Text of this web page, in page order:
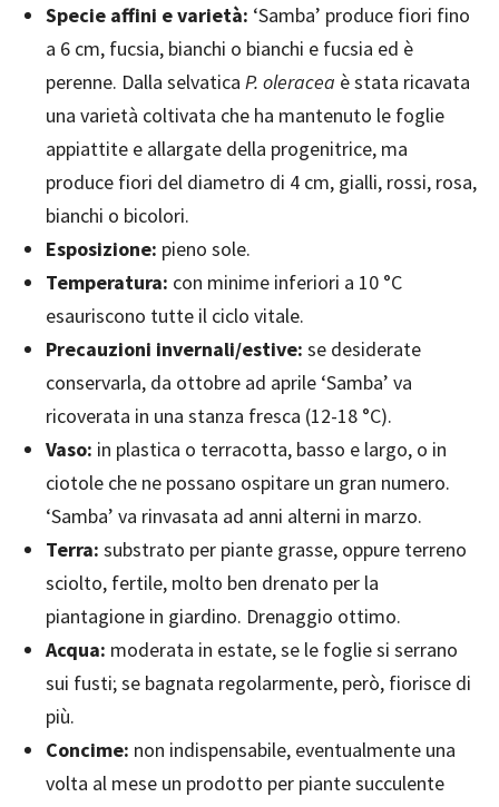
Specie affini e varietà: ‘Samba’ produce fiori fino
a 6 cm, fucsia, bianchi o bianchi e fucsia ed è
perenne. Dalla selvatica P. oleracea è stata ricavata
una varietà coltivata che ha mantenuto le foglie
appiattite e allargate della progenitrice, ma
produce fiori del diametro di 4 cm, gialli, rossi, rosa,
bianchi o bicolori.
Esposizione: pieno sole.
Temperatura: con minime inferiori a 10 °C
esauriscono tutte il ciclo vitale.
Precauzioni invernali/estive: se desiderate
conservarla, da ottobre ad aprile ‘Samba’ va
ricoverata in una stanza fresca (12-18 °C).
Vaso: in plastica o terracotta, basso e largo, o in
ciotole che ne possano ospitare un gran numero.
‘Samba’ va rinvasata ad anni alterni in marzo.
Terra: substrato per piante grasse, oppure terreno
sciolto, fertile, molto ben drenato per la
piantagione in giardino. Drenaggio ottimo.
Acqua: moderata in estate, se le foglie si serrano
sui fusti; se bagnata regolarmente, però, fiorisce di
più.
Concime: non indispensabile, eventualmente una
volta al mese un prodotto per piante succulente